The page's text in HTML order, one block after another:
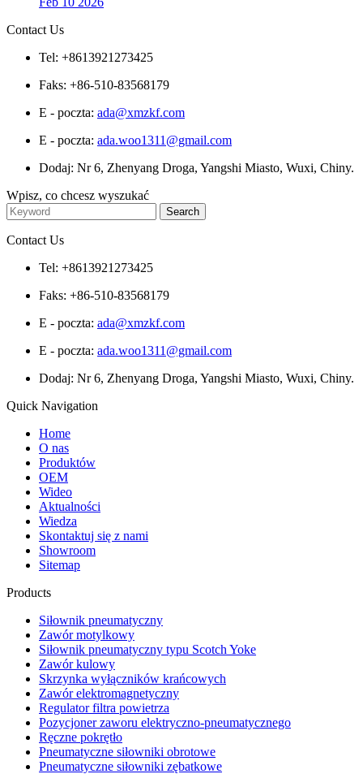
Contact Us
Tel: +8613921273425
Faks: +86-510-83568179
E - poczta: ada@xmzkf.com
E - poczta: ada.woo1311@gmail.com
Dodaj: Nr 6, Zhenyang Droga, Yangshi Miasto, Wuxi, Chiny.
Wpisz, co chcesz wyszukać
Contact Us
Tel: +8613921273425
Faks: +86-510-83568179
E - poczta: ada@xmzkf.com
E - poczta: ada.woo1311@gmail.com
Dodaj: Nr 6, Zhenyang Droga, Yangshi Miasto, Wuxi, Chiny.
Quick Navigation
Home
O nas
Produktów
OEM
Wideo
Aktualności
Wiedza
Skontaktuj się z nami
Showroom
Sitemap
Products
Siłownik pneumatyczny
Zawór motylkowy
Siłownik pneumatyczny typu Scotch Yoke
Zawór kulowy
Skrzynka wyłączników krańcowych
Zawór elektromagnetyczny
Regulator filtra powietrza
Pozycjoner zaworu elektryczno-pneumatycznego
Ręczne pokrętło
Pneumatyczne siłowniki obrotowe
Pneumatyczne siłowniki zębatkowe